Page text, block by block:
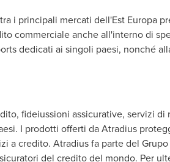
i principali mercati dell'Est Europa
commerciale anche all'interno di
dedicati ai singoli paesi, nonché
fideiussioni assicurative, servizi
I prodotti offerti da Atradius
a credito. Atradius fa parte del
del credito del mondo. Per